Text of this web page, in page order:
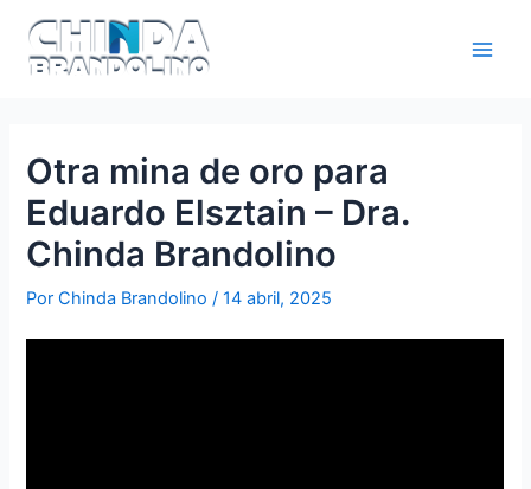
Otra mina de oro para
Eduardo Elsztain – Dra.
Chinda Brandolino
PorChinda Brandolino/14 abril, 2025